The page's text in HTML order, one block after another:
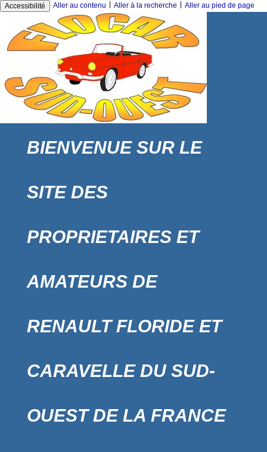
Accessibilité Aller au contenu Aller à la recherche Aller au pied de page
BIENVENUE SUR LE
SITE DES
PROPRIETAIRES ET
AMATEURS DE
RENAULT FLORIDE ET
CARAVELLE DU SUD-
OUEST DE LA FRANCE